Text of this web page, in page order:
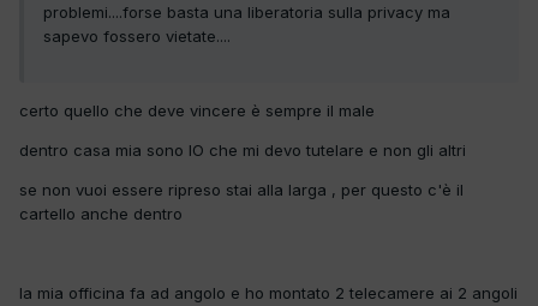
problemi....forse basta una liberatoria sulla privacy ma
sapevo fossero vietate....
certo quello che deve vincere è sempre il male
dentro casa mia sono IO che mi devo tutelare e non gli altri
se non vuoi essere ripreso stai alla larga , per questo c'è il
cartello anche dentro
la mia officina fa ad angolo e ho montato 2 telecamere ai 2 angoli